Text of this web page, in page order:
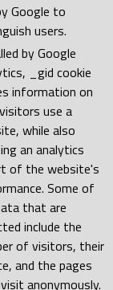
Google to
users.
by Google
_gid cookie
information on
use a
while also
an analytics
of the website's
Some of
that are
include the
of visitors, their
and the pages
anonymously.